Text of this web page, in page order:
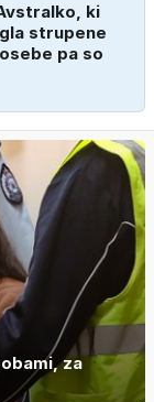
ki
strupene
pa so
za